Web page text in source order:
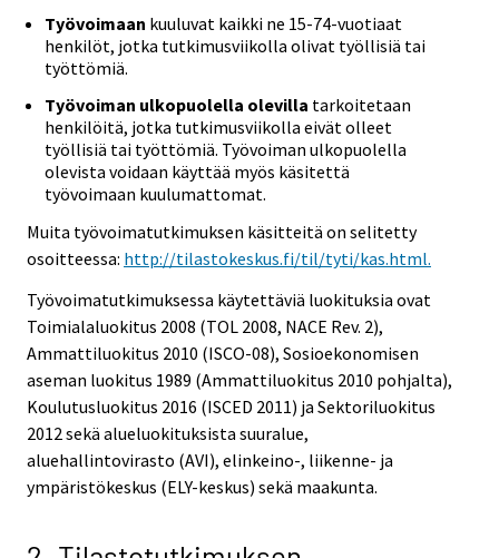
Työvoimaan kuuluvat kaikki ne 15-74-vuotiaat
henkilöt, jotka tutkimusviikolla olivat työllisiä tai
työttömiä.
Työvoiman ulkopuolella olevilla tarkoitetaan
henkilöitä, jotka tutkimusviikolla eivät olleet
työllisiä tai työttömiä. Työvoiman ulkopuolella
olevista voidaan käyttää myös käsitettä
työvoimaan kuulumattomat.
Muita työvoimatutkimuksen käsitteitä on selitetty
osoitteessa: http://tilastokeskus.fi/til/tyti/kas.html.
Työvoimatutkimuksessa käytettäviä luokituksia ovat
Toimialaluokitus 2008 (TOL 2008, NACE Rev. 2),
Ammattiluokitus 2010 (ISCO-08), Sosioekonomisen
aseman luokitus 1989 (Ammattiluokitus 2010 pohjalta),
Koulutusluokitus 2016 (ISCED 2011) ja Sektoriluokitus
2012 sekä alueluokituksista suuralue,
aluehallintovirasto (AVI), elinkeino-, liikenne- ja
ympäristökeskus (ELY-keskus) sekä maakunta.